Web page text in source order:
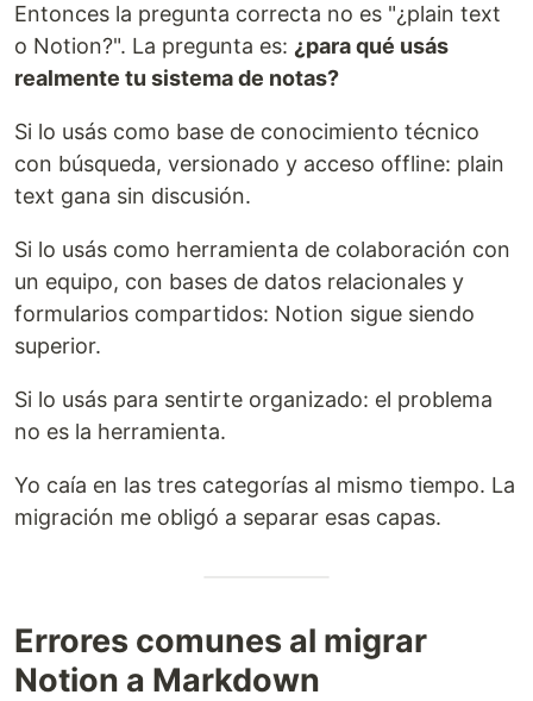
Entonces la pregunta correcta no es "¿plain text
o Notion?". La pregunta es: ¿para qué usás
realmente tu sistema de notas?
Si lo usás como base de conocimiento técnico
con búsqueda, versionado y acceso offline: plain
text gana sin discusión.
Si lo usás como herramienta de colaboración con
un equipo, con bases de datos relacionales y
formularios compartidos: Notion sigue siendo
superior.
Si lo usás para sentirte organizado: el problema
no es la herramienta.
Yo caía en las tres categorías al mismo tiempo. La
migración me obligó a separar esas capas.
Errores comunes al migrar
Notion a Markdown